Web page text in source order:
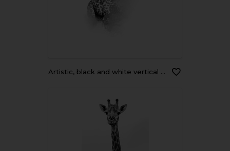
Artistic, black and white vertical photo of Masai Giraffe, Giraffa camelopardalis tippelskirchi with bird flying from its neck, isolated on white background with a touch of environment. Tanzania.